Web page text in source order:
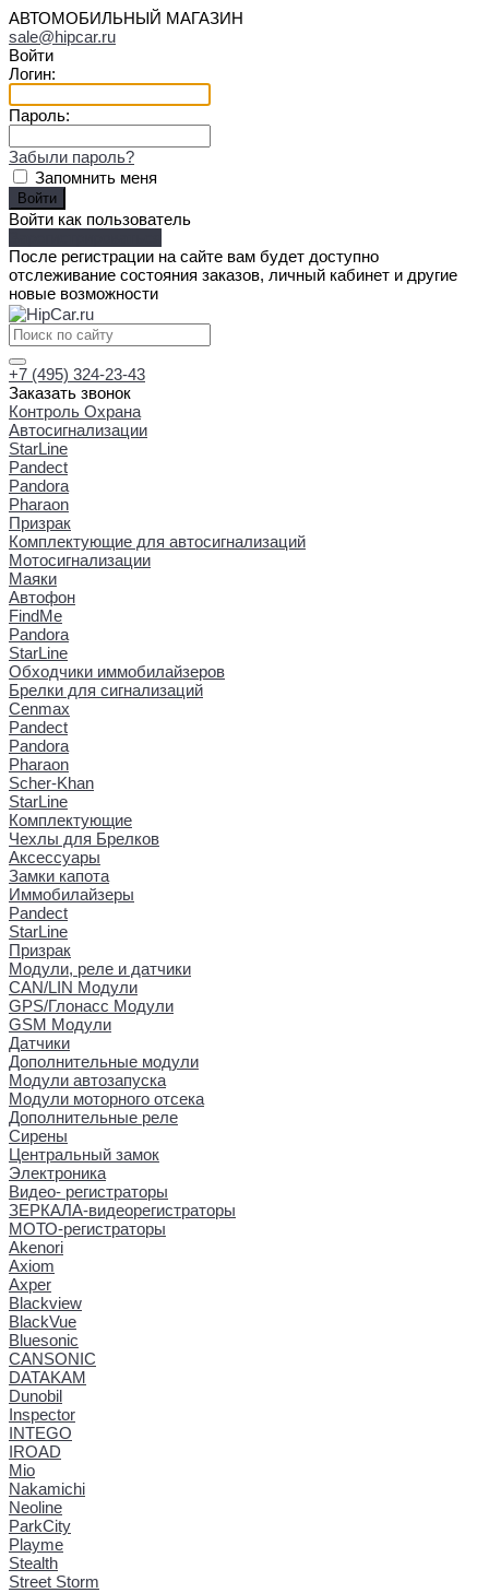
АВТОМОБИЛЬНЫЙ МАГАЗИН
sale@hipcar.ru
Войти
Логин:
Пароль:
Забыли пароль?
Запомнить меня
Войти как пользователь
После регистрации на сайте вам будет доступно
отслеживание состояния заказов, личный кабинет и другие
новые возможности
+7 (495) 324-23-43
Заказать звонок
Контроль Охрана
Автосигнализации
StarLine
Pandect
Pandora
Pharaon
Призрак
Комплектующие для автосигнализаций
Мотосигнализации
Маяки
Автофон
FindMe
Pandora
StarLine
Обходчики иммобилайзеров
Брелки для сигнализаций
Cenmax
Pandect
Pandora
Pharaon
Scher-Khan
StarLine
Комплектующие
Чехлы для Брелков
Аксессуары
Замки капота
Иммобилайзеры
Pandect
StarLine
Призрак
Модули, реле и датчики
CAN/LIN Модули
GPS/Глонасс Модули
GSM Модули
Датчики
Дополнительные модули
Модули автозапуска
Модули моторного отсека
Дополнительные реле
Сирены
Центральный замок
Электроника
Видео- регистраторы
ЗЕРКАЛА-видеорегистраторы
МОТО-регистраторы
Akenori
Axiom
Axper
Blackview
BlackVue
Bluesonic
CANSONIC
DATAKAM
Dunobil
Inspector
INTEGO
IROAD
Mio
Nakamichi
Neoline
ParkCity
Playme
Stealth
Street Storm